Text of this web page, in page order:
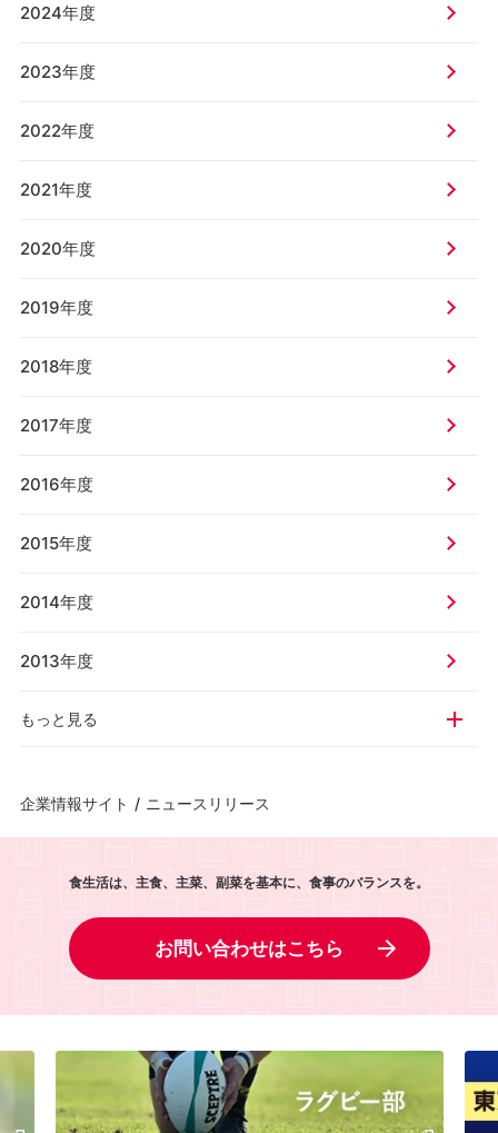
2024年度
2023年度
2022年度
2021年度
2020年度
2019年度
2018年度
2017年度
2016年度
2015年度
2014年度
2013年度
もっと見る
企業情報サイト / ニュースリリース
食生活は、主食、主菜、副菜を基本に、食事のバランスを。
お問い合わせはこちら